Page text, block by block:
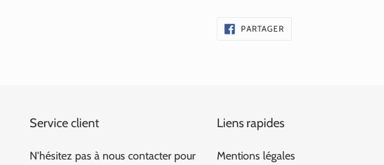
PARTAGERPARTAGER
SUR
Service client
N'hésitez pas à nous contacter pour
Liens rapides
Mentions légales